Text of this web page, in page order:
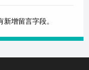
增留言字段。